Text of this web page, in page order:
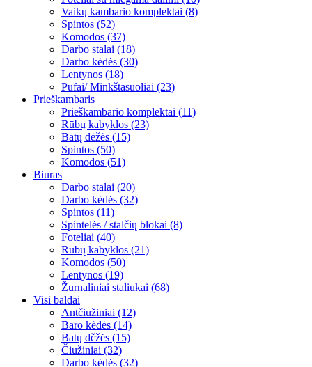
Vaikų kambario komplektai (8)
Spintos (52)
Komodos (37)
Darbo stalai (18)
Darbo kėdės (30)
Lentynos (18)
Pufai/ Minkštasuoliai (23)
Prieškambaris
Prieškambario komplektai (11)
Rūbų kabyklos (23)
Batų dėžės (15)
Spintos (50)
Komodos (51)
Biuras
Darbo stalai (20)
Darbo kėdės (32)
Spintos (11)
Spintelės / stalčių blokai (8)
Foteliai (40)
Rūbų kabyklos (21)
Komodos (50)
Lentynos (19)
Žurnaliniai staliukai (68)
Visi baldai
Antčiužiniai (12)
Baro kėdės (14)
Batų dčžės (15)
Čiužiniai (32)
Darbo kėdės (32)